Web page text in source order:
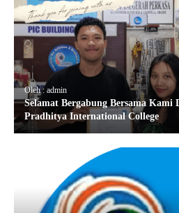
Oleh : admin
Selamat Bergabung Bersama Kami
Pradhitya International College